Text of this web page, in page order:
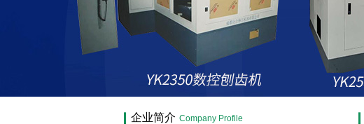
成都众合格尔机床有限公司
企业简介 Company Profile